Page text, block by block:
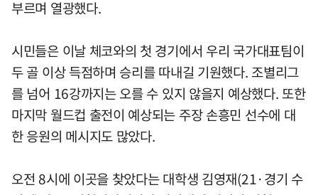
부르며 열광했다.
시민들은 이날 체코와의 첫 경기에서 우리 국가대표팀이
두 골 이상 득점하며 승리를 따내길 기원했다. 조별리그
를 넘어 16강까지는 오를 수 있지 않을지 예상했다. 또한
마지막 월드컵 출전이 예상되는 주장 손흥민 선수에 대
한 응원의 메시지도 많았다.
오전 8시에 이곳을 찾았다는 대학생 김영재(21·경기 수